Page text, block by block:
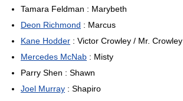
Tamara Feldman : Marybeth
Deon Richmond : Marcus
Kane Hodder : Victor Crowley / Mr. Crowley
Mercedes McNab : Misty
Parry Shen : Shawn
Joel Murray : Shapiro